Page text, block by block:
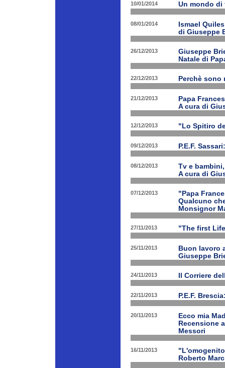
10/01/2014 Un mondo di
08/01/2014
Ismael
di Giuseppe
26/12/2013
Giuseppe
Natale di
22/12/2013 Perchè sono
21/12/2013
Papa
A cura di
12/12/2013 "Lo Spitiro
09/12/2013 P.E.F.
08/12/2013
Tv e
A cura di
07/12/2013
"Papa
Qualcuno
Monsignor
27/11/2013 "The first
25/11/2013
Buon lavoro
Giuseppe
24/11/2013 Il Corriere
22/11/2013 P.E.F.
20/11/2013
Ecco mia
Recensione
Messori
16/11/2013
Roberto